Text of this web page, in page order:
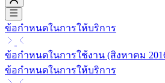
ข้อกำหนดในการให้บริการ
ข้อกำหนดในการใช้งาน (สิงหาคม
ข้อกำหนดในการให้บริการ